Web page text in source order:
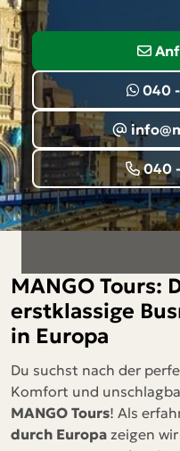
040
040
MANGO Tours:
erstklassige
in Europa
Du suchst nach der
Komfort und
MANGO Tours! Als
durch Europa zeigen